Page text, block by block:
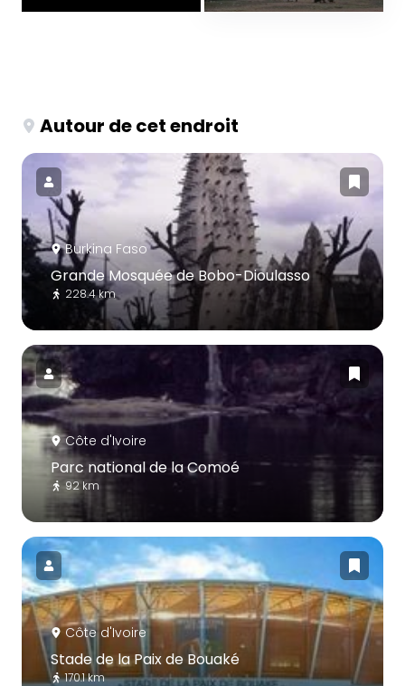
Autour de cet endroit
Burkina Faso
Grande Mosquée de Bobo-Dioulasso
228.4 km
Côte d'Ivoire
Parc national de la Comoé
92 km
Côte d'Ivoire
Stade de la Paix de Bouaké
170.1 km